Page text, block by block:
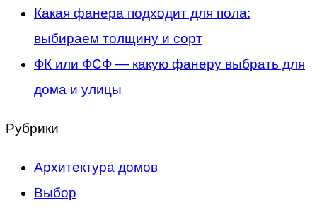
Какая фанера подходит для пола:
выбираем толщину и сорт
ФК или ФСФ — какую фанеру выбрать для
дома и улицы
Рубрики
Архитектура домов
Выбор